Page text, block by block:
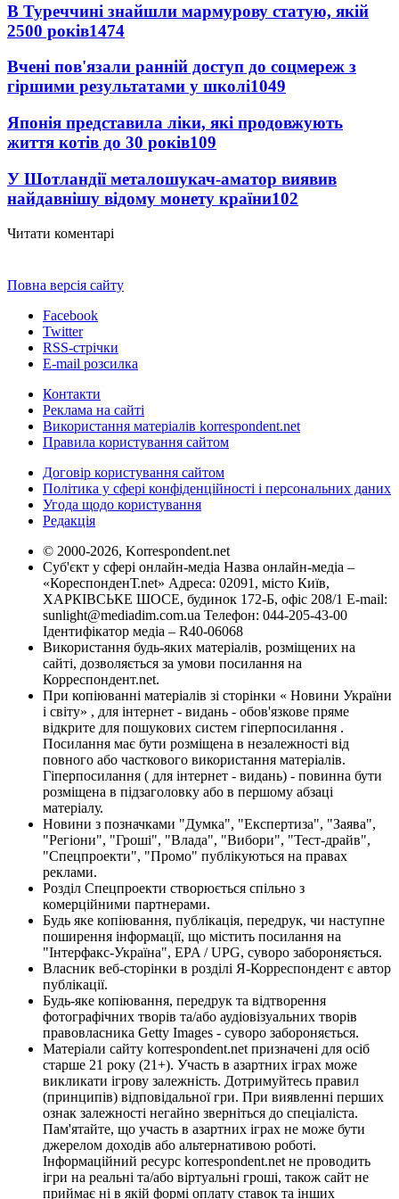
В Туреччині знайшли мармурову статую, якій
2500 років1474
Вчені пов'язали ранній доступ до соцмереж з
гіршими результатами у школі1049
Японія представила ліки, які продовжують
життя котів до 30 років109
У Шотландії металошукач-аматор виявив
найдавнішу відому монету країни102
Читати коментарі
Повна версія сайту
Facebook
Twitter
RSS-стрічки
E-mail розсилка
Контакти
Реклама на сайті
Використання матеріалів korrespondent.net
Правила користування сайтом
Договір користування сайтом
Політика у сфері конфіденційності і персональних даних
Угода щодо користування
Редакція
© 2000-2026, Korrespondent.net
Суб'єкт у сфері онлайн-медіа Назва онлайн-медіа –
«КореспонденТ.net» Адреса: 02091, місто Київ,
ХАРКІВСЬКЕ ШОСЕ, будинок 172-Б, офіс 208/1 E-mail:
sunlight@mediadim.com.ua Телефон: 044-205-43-00
Ідентифікатор медіа – R40-06068
Використання будь-яких матеріалів, розміщених на
сайті, дозволяється за умови посилання на
Корреспондент.net.
При копіюванні матеріалів зі сторінки « Новини України
і світу» , для інтернет - видань - обов'язкове пряме
відкрите для пошукових систем гіперпосилання .
Посилання має бути розміщена в незалежності від
повного або часткового використання матеріалів.
Гіперпосилання ( для інтернет - видань) - повинна бути
розміщена в підзаголовку або в першому абзаці
матеріалу.
Новини з позначками "Думка", "Експертиза", "Заява",
"Регіони", "Гроші", "Влада", "Вибори", "Тест-драйв",
"Спецпроекти", "Промо" публікуються на правах
реклами.
Розділ Спецпроекти створюється спільно з
комерційними партнерами.
Будь яке копіювання, публікація, передрук, чи наступне
поширення інформації, що містить посилання на
"Інтерфакс-Україна", EPA / UPG, суворо забороняється.
Власник веб-сторінки в розділі Я-Корреспондент є автор
публікації.
Будь-яке копіювання, передрук та відтворення
фотографічних творів та/або аудіовізуальних творів
правовласника Getty Images - суворо забороняється.
Матеріали сайту korrespondent.net призначені для осіб
старше 21 року (21+). Участь в азартних іграх може
викликати ігрову залежність. Дотримуйтесь правил
(принципів) відповідальної гри. При виявленні перших
ознак залежності негайно зверніться до спеціаліста.
Пам'ятайте, що участь в азартних іграх не може бути
джерелом доходів або альтернативою роботі.
Інформаційний ресурс korrespondent.net не проводить
ігри на реальні та/або віртуальні гроші, також сайт не
приймає ні в якій формі оплату ставок та інших